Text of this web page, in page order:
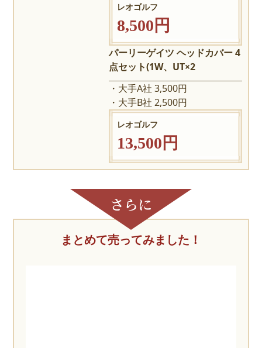
レオゴルフ
8,500円
パーリーゲイツ ヘッドカバー 4
点セット(1W、UT×2
大手A社 3,500円
大手B社 2,500円
レオゴルフ
13,500円
まとめて売ってみました！